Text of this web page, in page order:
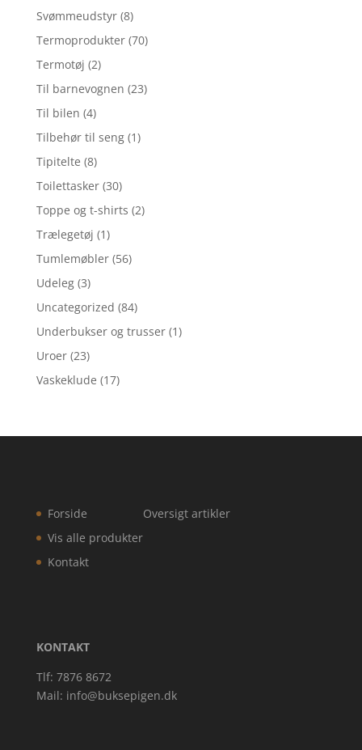
Svømmeudstyr (8)
Termoprodukter (70)
Termotøj (2)
Til barnevognen (23)
Til bilen (4)
Tilbehør til seng (1)
Tipitelte (8)
Toilettasker (30)
Toppe og t-shirts (2)
Trælegetøj (1)
Tumlemøbler (56)
Udeleg (3)
Uncategorized (84)
Underbukser og trusser (1)
Uroer (23)
Vaskeklude (17)
Forside
Vis alle produkter
Kontakt
Oversigt artikler
KONTAKT
Tlf: 7876 8672
Mail: info@buksepigen.dk